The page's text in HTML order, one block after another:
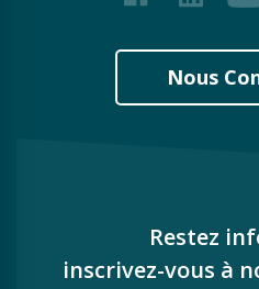
Nous
Restez
inscrivez-vous à